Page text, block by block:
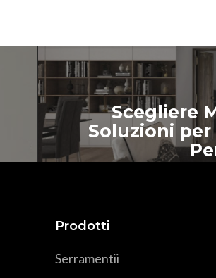
Scegliere
Soluzioni
Prodotti
Serramentii